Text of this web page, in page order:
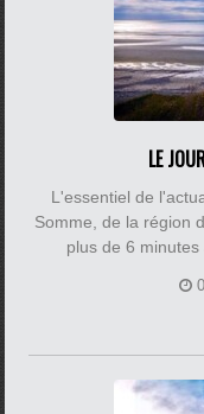
LE
L'essentiel de
Somme, de la région
plus de 6 minutes